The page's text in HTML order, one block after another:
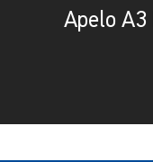
Apelo